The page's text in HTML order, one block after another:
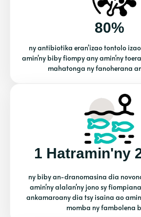
80%
ny antibiotika eran'izao tontolo
amin'ny biby fiompy any amin'ny
mahatonga ny fanoherana
1 Hatramin'ny
ny biby an-dranomasina dia
amin'ny alalan'ny jono sy
ankamaroany dia tsy isaina ao
momba ny fambolena